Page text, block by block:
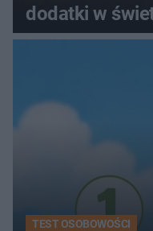
dodatki w
TEST OSOBOWOŚCI